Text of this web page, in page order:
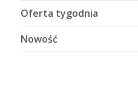
Oferta tygodnia
Nowość